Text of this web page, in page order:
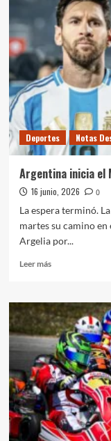
el
debut
argentino
ante
Argelia
Deportes Notas
Argentina inicia el
16 junio, 2026
0
La espera terminó.
martes su camino
Argelia por...
Leer másLeer
Argentina
inicia
el
Mundial
ante
Argelia